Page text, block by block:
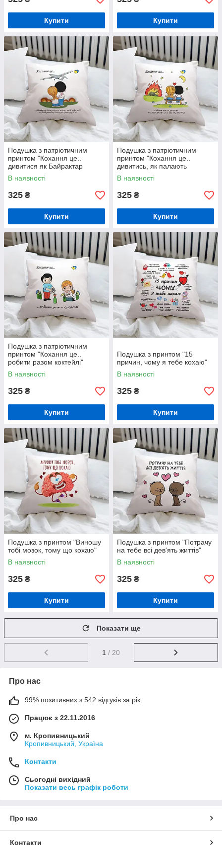
Купити Купити
Подушка з патріотичним
принтом "Кохання це..
дивитися як Байрактар
знищує російські колони"
В наявності
325 ₴
Купити
Подушка з патріотичним
принтом "Кохання це..
дивитись, як палають
російські танки"
В наявності
325 ₴
Купити
Подушка з патріотичним
принтом "Кохання це..
робити разом коктейлі"
В наявності
325 ₴
Купити
Подушка з принтом "15
причин, чому я тебе кохаю"
В наявності
325 ₴
Купити
Подушка з принтом "Виношу
тобі мозок, тому що кохаю"
В наявності
325 ₴
Купити
Подушка з принтом "Потрачу
на тебе всі дев'ять життів"
В наявності
325 ₴
Купити
Показати ще
1 / 20
Про нас
99% позитивних з 542 відгуків за рік
Працює з 22.11.2016
м. Кропивницький
Кропивницький, Україна
Контакти
Сьогодні вихідний
Показати весь графік роботи
Про нас
Контакти